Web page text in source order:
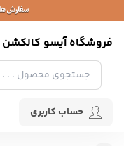
فروشگاه آیسو کالکشن
حساب کاربری